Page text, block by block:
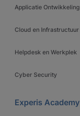
Applicatie Ontwikkeling
Cloud en Infrastructuur
Helpdesk en Werkplek
Cyber Security
Experis Academy